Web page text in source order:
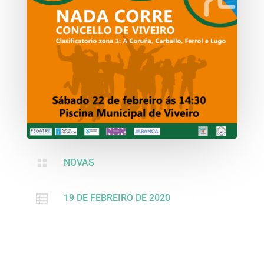
 NOVAS
 19 DE FEBREIRO DE 2020